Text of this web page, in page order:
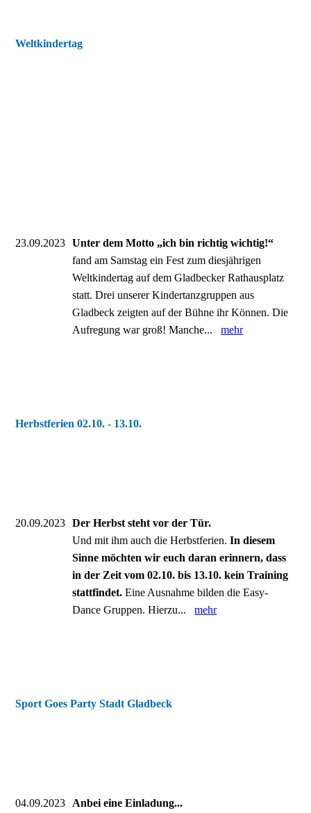
Weltkindertag
23.09.2023
Unter dem Motto „ich bin richtig wichtig!“
fand am Samstag ein Fest zum diesjährigen
Weltkindertag auf dem Gladbecker Rathausplatz
statt. Drei unserer Kindertanzgruppen aus
Gladbeck zeigten auf der Bühne ihr Können. Die
Aufregung war groß! Manche...mehr
Herbstferien 02.10. - 13.10.
20.09.2023
Der Herbst steht vor der Tür.
Und mit ihm auch die Herbstferien.In diesem
Sinne möchten wir euch daran erinnern, dass
in der Zeit vom 02.10. bis 13.10. kein Training
stattfindet. Eine Ausnahme bilden die Easy-
Dance Gruppen. Hierzu...mehr
Sport Goes Party Stadt Gladbeck
04.09.2023 Anbei eine Einladung...